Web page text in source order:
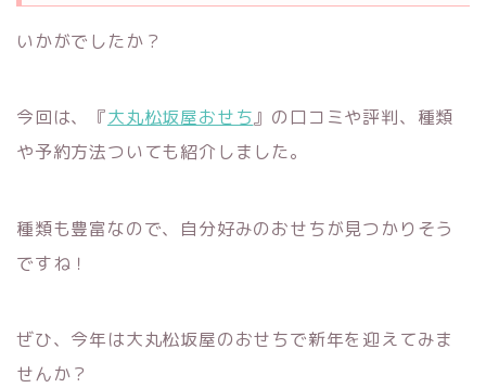
いかがでしたか？
今回は、『大丸松坂屋おせち』の口コミや評判、種類
や予約方法ついても紹介しました。
種類も豊富なので、自分好みのおせちが見つかりそう
ですね！
ぜひ、今年は大丸松坂屋のおせちで新年を迎えてみま
せんか？